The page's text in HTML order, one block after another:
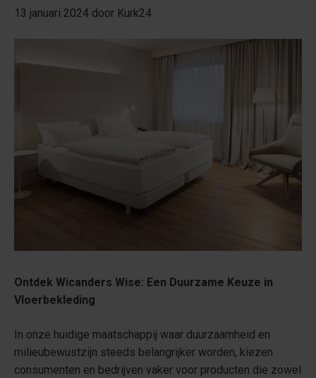
13 januari 2024 door Kurk24
Ontdek Wicanders Wise: Een Duurzame Keuze in
Vloerbekleding
In onze huidige maatschappij waar duurzaamheid en
milieubewustzijn steeds belangrijker worden, kiezen
consumenten en bedrijven vaker voor producten die zowel